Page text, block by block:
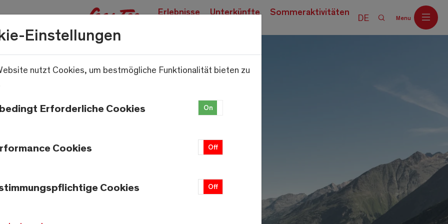
Erlebnisse
Unterkünfte Sommeraktivitäten DE Menu
Einstellungen
nutzt Cookies, um bestmögliche Funktionalität bieten zu
Erforderliche Cookies On
Cookies Off
Cookies Off